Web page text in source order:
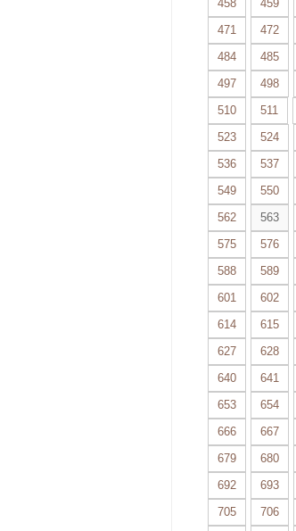
458
459
471
472
484
485
497
498
510
511
523
524
536
537
549
550
562
563
575
576
588
589
601
602
614
615
627
628
640
641
653
654
666
667
679
680
692
693
705
706